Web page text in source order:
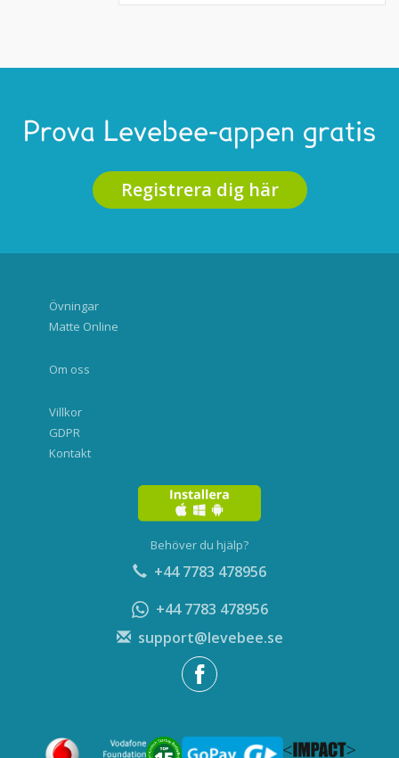
Prova Levebee-appen gratis
Registrera dig här
Övningar
Matte Online
Om oss
Villkor
GDPR
Kontakt
Behöver du hjälp?
+44 7783 478956
+44 7783 478956
support@levebee.se